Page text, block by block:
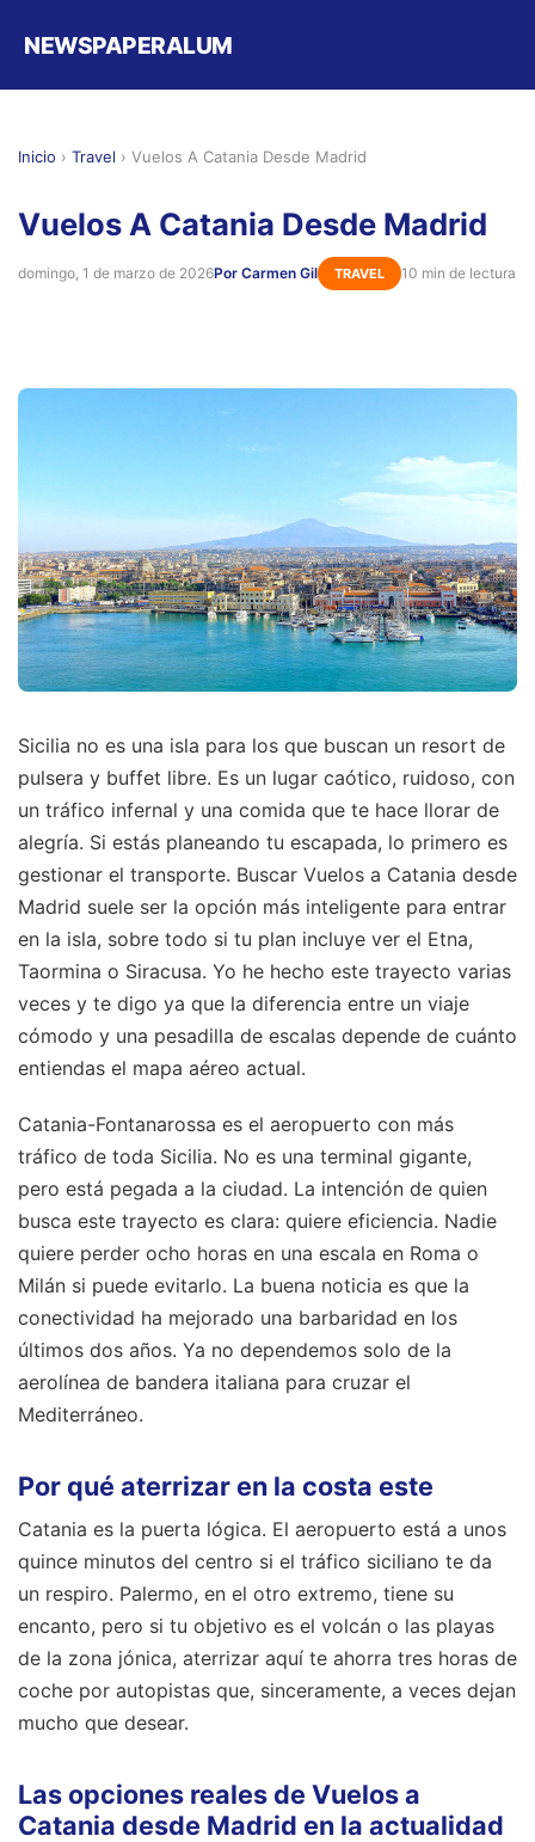
NEWSPAPERALUM
Inicio › Travel › Vuelos A Catania Desde Madrid
Vuelos A Catania Desde Madrid
domingo, 1 de marzo de 2026Por Carmen Gil TRAVEL 10 min de lectura
Sicilia no es una isla para los que buscan un resort de
pulsera y buffet libre. Es un lugar caótico, ruidoso, con
un tráfico infernal y una comida que te hace llorar de
alegría. Si estás planeando tu escapada, lo primero es
gestionar el transporte. Buscar Vuelos a Catania desde
Madrid suele ser la opción más inteligente para entrar
en la isla, sobre todo si tu plan incluye ver el Etna,
Taormina o Siracusa. Yo he hecho este trayecto varias
veces y te digo ya que la diferencia entre un viaje
cómodo y una pesadilla de escalas depende de cuánto
entiendas el mapa aéreo actual.
Catania-Fontanarossa es el aeropuerto con más
tráfico de toda Sicilia. No es una terminal gigante,
pero está pegada a la ciudad. La intención de quien
busca este trayecto es clara: quiere eficiencia. Nadie
quiere perder ocho horas en una escala en Roma o
Milán si puede evitarlo. La buena noticia es que la
conectividad ha mejorado una barbaridad en los
últimos dos años. Ya no dependemos solo de la
aerolínea de bandera italiana para cruzar el
Mediterráneo.
Por qué aterrizar en la costa este
Catania es la puerta lógica. El aeropuerto está a unos
quince minutos del centro si el tráfico siciliano te da
un respiro. Palermo, en el otro extremo, tiene su
encanto, pero si tu objetivo es el volcán o las playas
de la zona jónica, aterrizar aquí te ahorra tres horas de
coche por autopistas que, sinceramente, a veces dejan
mucho que desear.
Las opciones reales de Vuelos a
Catania desde Madrid en la actualidad